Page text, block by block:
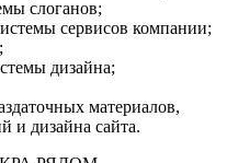
слоганов;
сервисов компании;
дизайна;
материалов,
и дизайна сайта.